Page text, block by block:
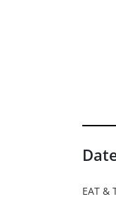
EAT &